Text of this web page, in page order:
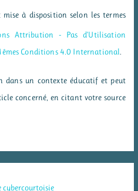
mise à disposition selon les termes
Attribution - Pas d’Utilisation
Conditions 4.0 International.
dans un contexte éducatif et peut
concerné, en citant votre source